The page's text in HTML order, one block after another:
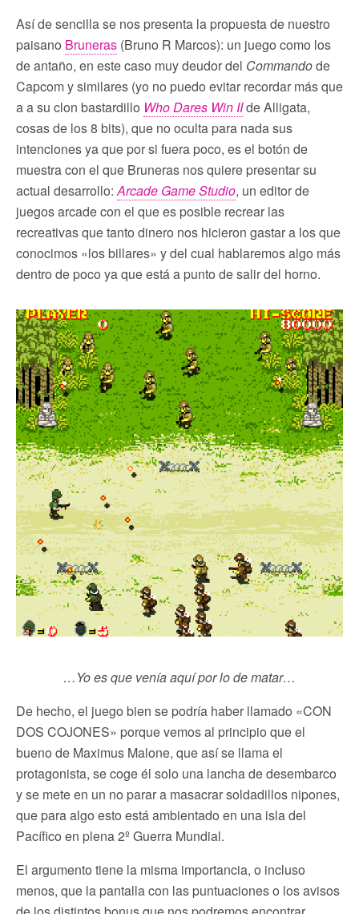
Así de sencilla se nos presenta la propuesta de nuestro
paisano Bruneras (Bruno R Marcos): un juego como los
de antaño, en este caso muy deudor del Commandode
Capcom y similares (yo no puedo evitar recordar más que
a a su clon bastardillo Who Dares Win IIde Alligata,
cosas de los 8 bits), que no oculta para nada sus
intenciones ya que por si fuera poco, es el botón de
muestra con el que Bruneras nos quiere presentar su
actual desarrollo: Arcade Game Studio, un editor de
juegos arcade con el que es posible recrear las
recreativas que tanto dinero nos hicieron gastar a los que
conocimos «los billares» y del cual hablaremos algo más
dentro de poco ya que está a punto de salir del horno.
…Yo es que venía aquí por lo de matar…
De hecho, el juego bien se podría haber llamado «CON
DOS COJONES» porque vemos al principio que el
bueno de Maximus Malone, que así se llama el
protagonista, se coge él solo una lancha de desembarco
y se mete en un no parar a masacrar soldadillos nipones,
que para algo esto está ambientado en una isla del
Pacífico en plena 2º Guerra Mundial.
El argumento tiene la misma importancia, o incluso
menos, que la pantalla con las puntuaciones o los avisos